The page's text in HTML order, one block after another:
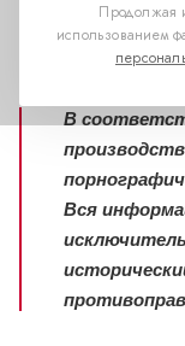
Продолжая
использованием
В
Вся